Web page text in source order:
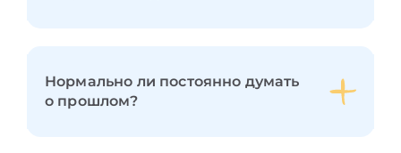
Нормально ли постоянно думать
о прошлом?